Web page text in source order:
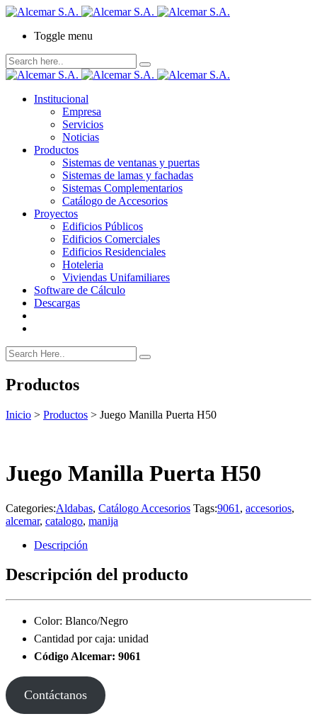
Toggle menu
Institucional
Empresa
Servicios
Noticias
Productos
Sistemas de ventanas y puertas
Sistemas de lamas y fachadas
Sistemas Complementarios
Catálogo de Accesorios
Proyectos
Edificios Públicos
Edificios Comerciales
Edificios Residenciales
Hoteleria
Viviendas Unifamiliares
Software de Cálculo
Descargas
Productos
Inicio > Productos > Juego Manilla Puerta H50
Juego Manilla Puerta H50
Categories:Aldabas, Catálogo Accesorios Tags:9061 , accesorios,
alcemar, catalogo, manija
Descripción
Descripción del producto
Color: Blanco/Negro
Cantidad por caja: unidad
Código Alcemar: 9061
Contáctanos